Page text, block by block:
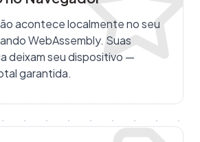
acontece localmente no seu
WebAssembly. Suas
deixam seu dispositivo —
garantida.